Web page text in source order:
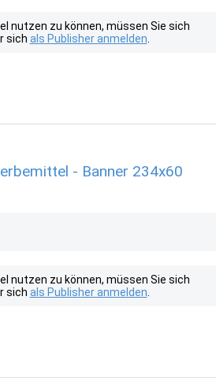
nutzen zu können, müssen Sie sich
sich als Publisher anmelden
- Banner 234x60
nutzen zu können, müssen Sie sich
sich als Publisher anmelden